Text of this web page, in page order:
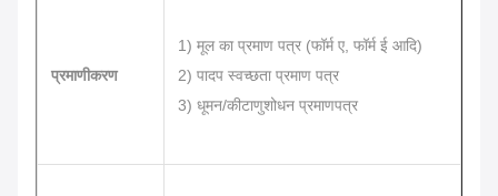
प्रमाणीकरण
1) मूल का प्रमाण पत्र (फॉर्म ए, फॉर्म ई आदि)
2) पादप स्वच्छता प्रमाण पत्र
3) धूमन/कीटाणुशोधन प्रमाणपत्र